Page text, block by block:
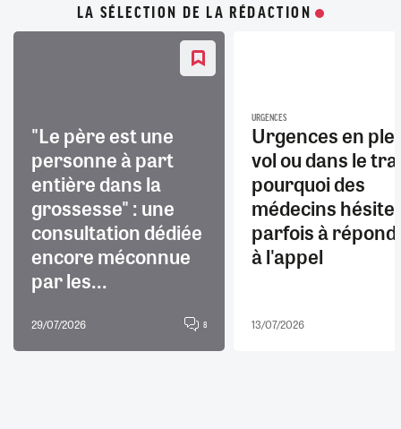
LA SÉLECTION DE LA RÉDACTION
"Le père est une
personne à part
entière dans la
grossesse" : une
consultation dédiée
encore méconnue
par les...
29/07/2026 8
URGENCES
Urgences en
vol ou dans le
pourquoi des
médecins
parfois à
à l'appel
13/07/2026